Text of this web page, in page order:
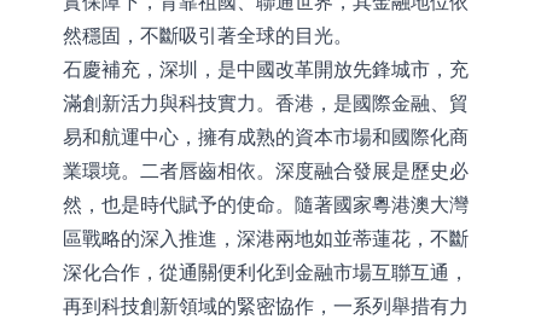
然穩固，不斷吸引著全球的目光。
石慶補充，深圳，是中國改革開放先鋒城市，充
滿創新活力與科技實力。香港，是國際金融、貿
易和航運中心，擁有成熟的資本市場和國際化商
業環境。二者唇齒相依。深度融合發展是歷史必
然，也是時代賦予的使命。隨著國家粵港澳大灣
區戰略的深入推進，深港兩地如並蒂蓮花，不斷
深化合作，從通關便利化到金融市場互聯互通，
再到科技創新領域的緊密協作，一系列舉措有力